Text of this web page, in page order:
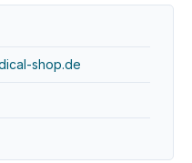
shop.de